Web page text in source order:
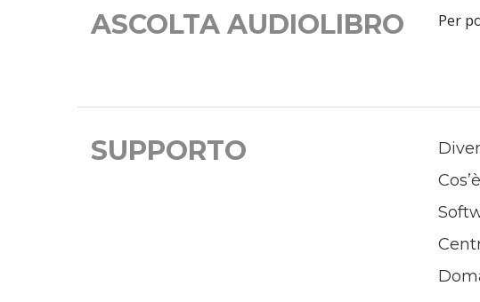
ASCOLTA AUDIOLIBRO Per
SUPPORTO